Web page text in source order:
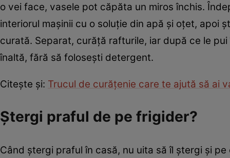
o vei face, vasele pot căpăta un miros închis.
interiorul mașinii cu o soluție din apă și oțet, apoi
curată. Separat, curăță rafturile, iar după ce le
înaltă, fără să folosești detergent.
Citește și: Trucul de curățenie care te ajută să ai
Ștergi praful de pe frigider?
Când ștergi praful în casă, nu uita să îl ștergi și